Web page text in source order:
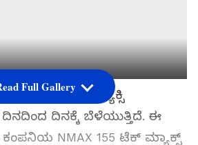
ಪ್ರೀಮಿಯಂ ಮ್ಯಾಕ್ಸಿ
ದಿನಕ್ಕೆ ಬೆಳೆಯುತ್ತಿದೆ. ಈ
NMAX 155 ಟೆಕ್ ಮ್ಯಾಕ್ಸ್
Full Gallery